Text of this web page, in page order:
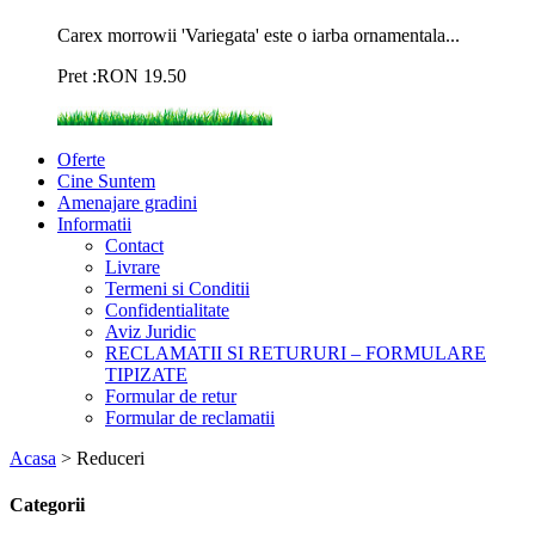
Carex morrowii 'Variegata' este o iarba ornamentala...
Pret :RON 19.50
Oferte
Cine Suntem
Amenajare gradini
Informatii
Contact
Livrare
Termeni si Conditii
Confidentialitate
Aviz Juridic
RECLAMATII SI RETURURI – FORMULARE
TIPIZATE
Formular de retur
Formular de reclamatii
Acasa > Reduceri
Categorii